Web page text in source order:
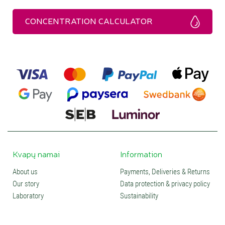
Kada rinktis kosmetiką su šlamučių
ekstraktais?
Jei norite natūralios priemonės randų, mėlynių ar kapiliarų
matomumo mažinimui.
Jei reikia odos regeneracinio poveikio.
Jei išgyvenate emocinius sunkumus, skausmą, ieškote ne
tik kosmetinės, bet ir bendrą savijautą gerinančių priemonių.
CONCENTRATION CALCULATOR
Kvapų namai
About us
Our story
Laboratory
Information
Payments, Deliveries & Returns
Data protection & privacy policy
Sustainability